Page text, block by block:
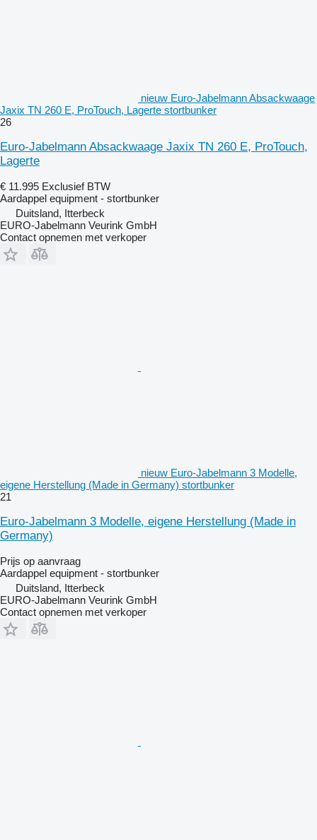
nieuw Euro-Jabelmann Absackwaage
Jaxix TN 260 E, ProTouch, Lagerte stortbunker
26
Euro-Jabelmann Absackwaage Jaxix TN 260 E, ProTouch,
Lagerte
€ 11.995 Exclusief BTW
Aardappel equipment - stortbunker
Duitsland, Itterbeck
EURO-Jabelmann Veurink GmbH
Contact opnemen met verkoper
nieuw Euro-Jabelmann 3 Modelle,
eigene Herstellung (Made in Germany) stortbunker
21
Euro-Jabelmann 3 Modelle, eigene Herstellung (Made in
Germany)
Prijs op aanvraag
Aardappel equipment - stortbunker
Duitsland, Itterbeck
EURO-Jabelmann Veurink GmbH
Contact opnemen met verkoper